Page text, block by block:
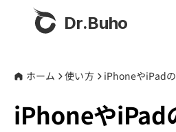
Dr.Buho
製品
ホーム 使い方
iPhoneやiPad